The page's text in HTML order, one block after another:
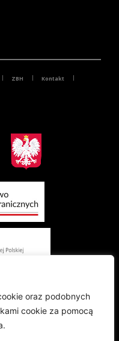
oraz podobnych
cookie za pomocą
ZBH Kontakt